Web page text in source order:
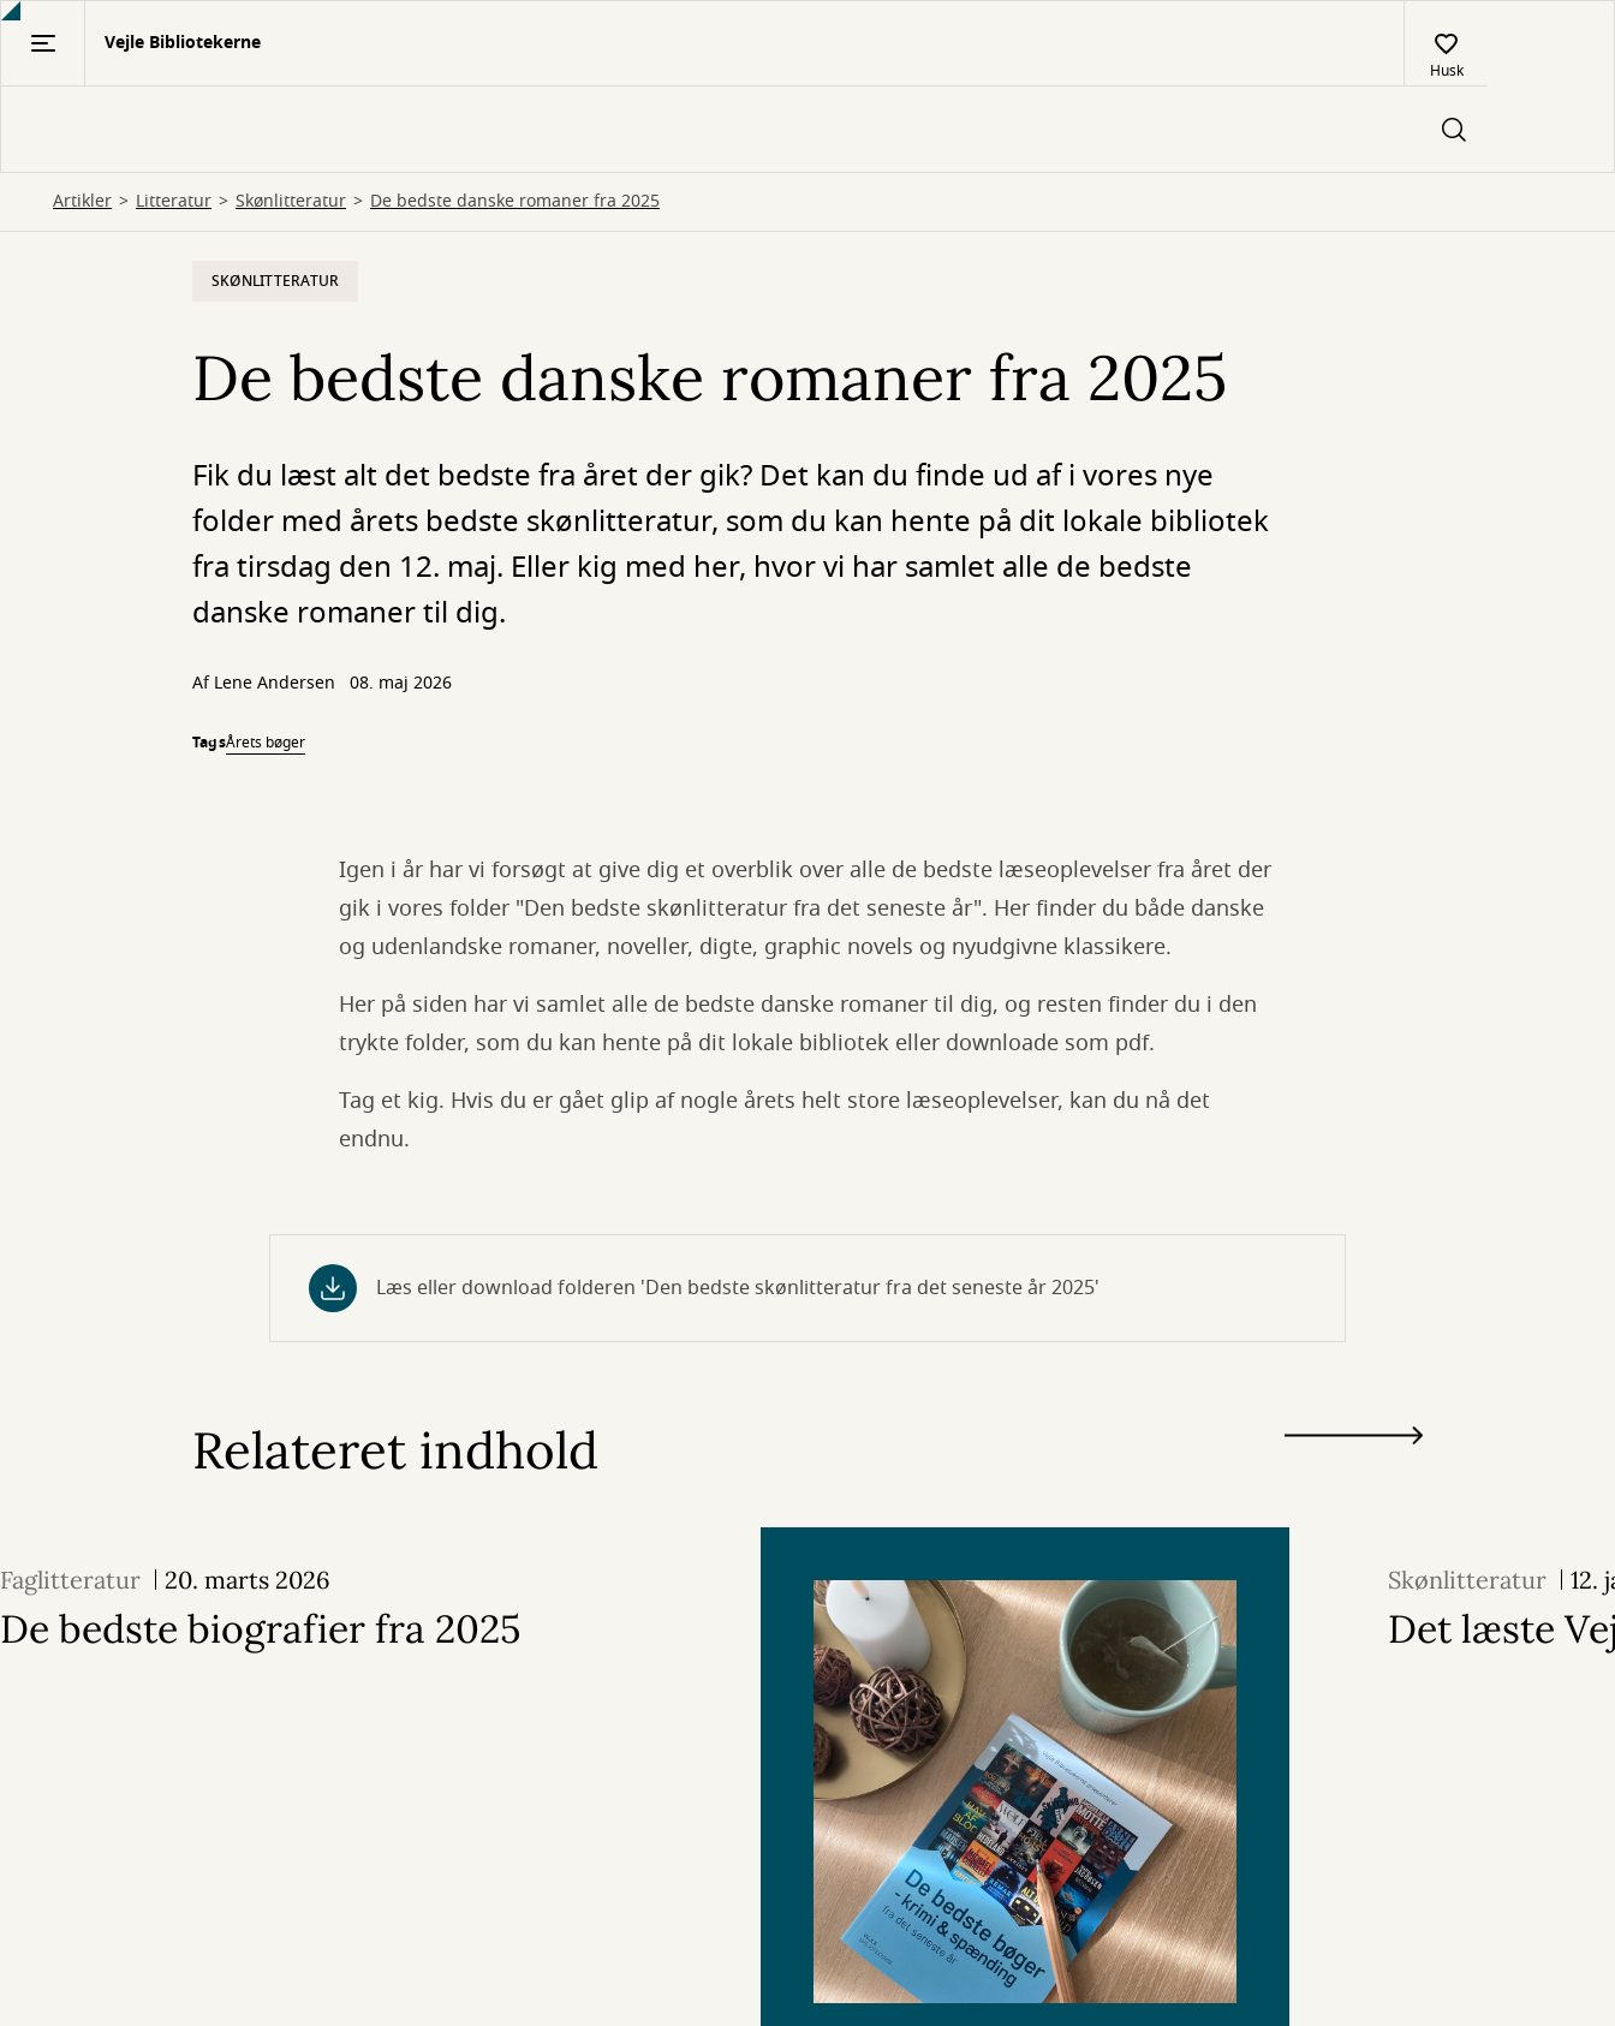
Gå
Vejle Bibliotekerne
Husk
Artikler Litteratur Skønlitteratur De bedste danske romaner fra 2025
SKØNLITTERATUR
De bedste danske romaner fra 2025
Fik du læst alt det bedste fra året der gik? Det kan du finde ud af i vores nye
folder med årets bedste skønlitteratur, som du kan hente på dit lokale bibliotek
fra tirsdag den 12. maj. Eller kig med her, hvor vi har samlet alle de bedste
danske romaner til dig.
AfLene Andersen 08. maj 2026
TagsÅrets bøger
Igen i år har vi forsøgt at give dig et overblik over alle de bedste læseoplevelser fra året der
gik i vores folder "Den bedste skønlitteratur fra det seneste år". Her finder du både danske
og udenlandske romaner, noveller, digte, graphic novels og nyudgivne klassikere.
Her på siden har vi samlet alle de bedste danske romaner til dig, og resten finder du i den
trykte folder, som du kan hente på dit lokale bibliotek eller downloade som pdf.
Tag et kig. Hvis du er gået glip af nogle årets helt store læseoplevelser, kan du nå det
endnu.
Læs eller download folderen 'Den bedste skønlitteratur fra det seneste år 2025'
Relateret indhold
Faglitteratur 20. marts 2026
De bedste biografier fra 2025
Skønlitteratur 12.
Det læste